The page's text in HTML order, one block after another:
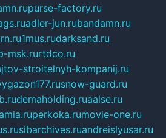
purse-factory.ru
adler-jun.rubandamn.ru
1mus.rudarksand.ru
msk.rurtdco.ru
stroitelnyh-kompanij.ru
snow-guard.ru
demaholding.ruaalse.ru
perkoka.rumovie-one.ru
sibarchives.ruandreislyusar.ru